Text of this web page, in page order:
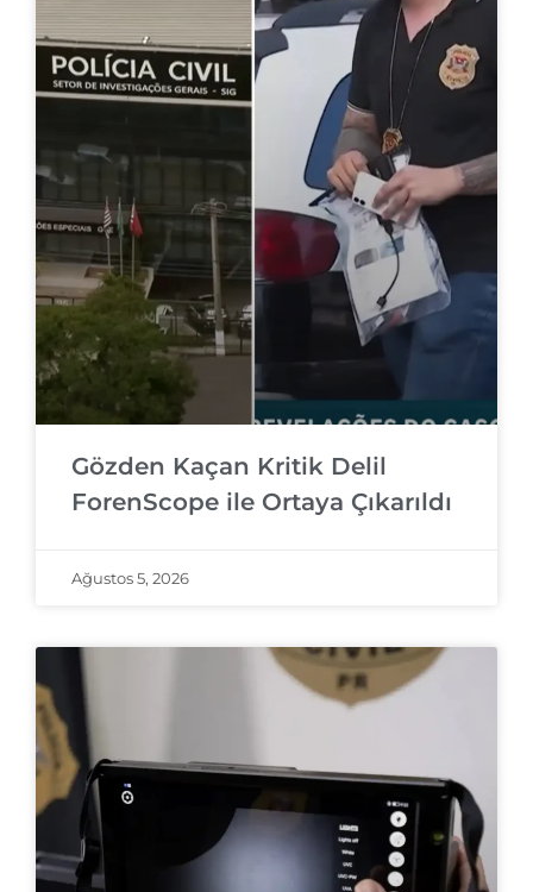
Gözden Kaçan Kritik Delil
ForenScope ile Ortaya Çıkarıldı
Ağustos 5, 2026